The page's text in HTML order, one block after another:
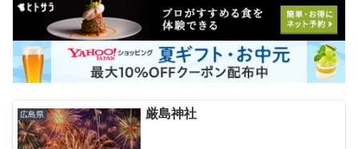
広島県 厳島神社